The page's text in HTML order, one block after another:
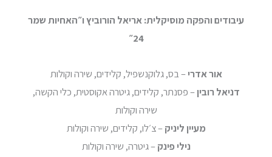
עיבודים והפקה מוסיקלית: אריאל הורוביץ ו״האחיות שמר
24״
אור אדרי– בס, גלוקנשפיל, קלידים, שירה וקולות
דניאל רובין– פסנתר, קלידים, גיטרה אקוסטית, כלי הקשה,
שירה וקולות
מעיין ליניק– צ׳לו, קלידים, שירה וקולות
נילי פינק– גיטרה, שירה וקולות